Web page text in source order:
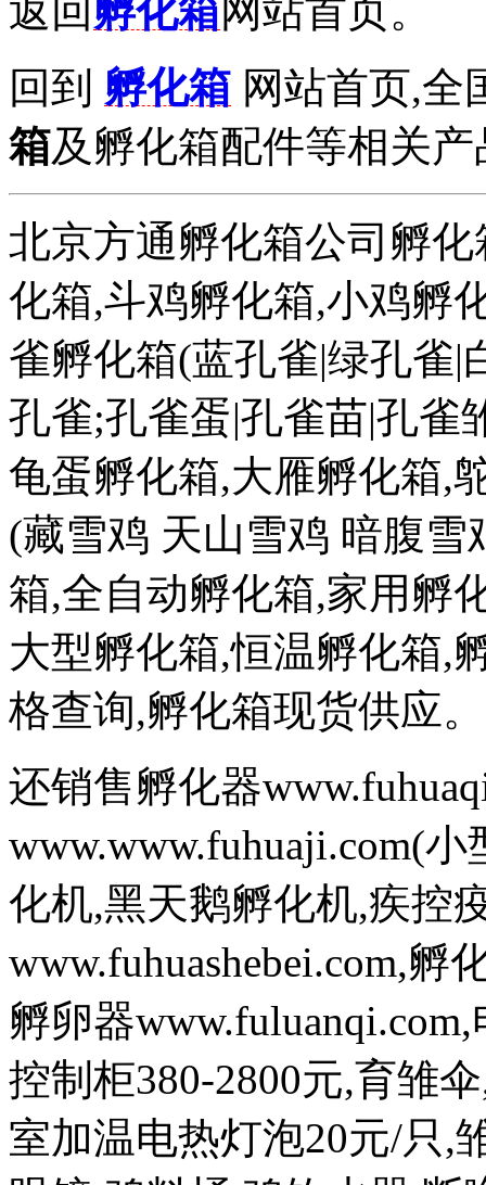
返回 孵化箱网站首页。
回到 孵化箱 网站首页,全
箱及孵化箱配件等相关产
北京方通孵化箱公司孵
化箱,斗鸡孵化箱,小鸡孵
雀孵化箱(蓝孔雀|绿孔雀|
孔雀;孔雀蛋|孔雀苗|孔雀
龟蛋孵化箱,大雁孵化箱,
(藏雪鸡 天山雪鸡 暗腹
箱,全自动孵化箱,家用孵
大型孵化箱,恒温孵化箱,
格查询,孵化箱现货供应。
还销售孵化器
www.www.fuhuaji.com(
化机,黑天鹅孵化机,疾控
www.fuhuashebei.com,孵
孵卵器
控制柜380-2800元,育雏
室加温电热灯泡20元/只,